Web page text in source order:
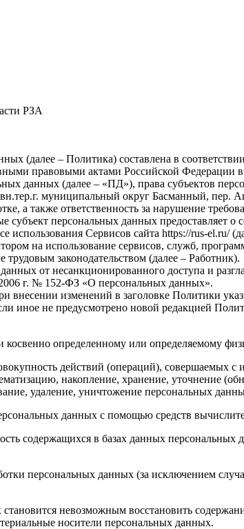
РЗА
(далее – Политика) составлена в
правовыми актами Российской Федерации
данных (далее – «ПД»), права субъектов
муниципальный округ Басманный, пер.
а также ответственность за нарушение
персональных данных предоставляет о
использования Сервисов сайта https://rus-el.ru/
на использование сервисов, служб,
законодательством (далее – Работник).
от несанкционированного доступа и
г. № 152-ФЗ «О персональных данных».
изменений в заголовке Политики
иное не предусмотрено новой редакцией
определенному или определяемому
действий (операций), совершаемых с
накопление, хранение, уточнение
удаление, уничтожение персональных
данных с помощью средств
содержащихся в базах данных
персональных данных (за исключением
невозможным восстановить
носители персональных данных.